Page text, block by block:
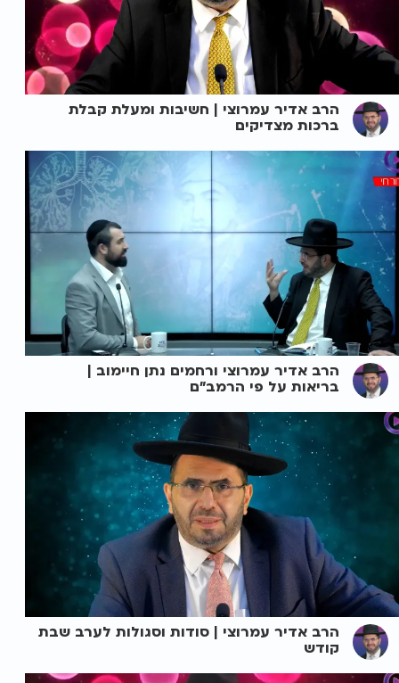
הרב אדיר עמרוצי | חשיבות ומעלת קבלת
ברכות מצדיקים
הרב אדיר עמרוצי ורחמים נתן חיימוב |
בריאות על פי הרמב"ם
הרב אדיר עמרוצי | סודות וסגולות לערב שבת
קודש